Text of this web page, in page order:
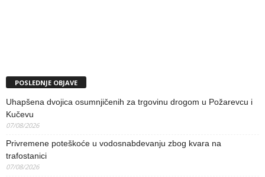
POSLEDNJE OBJAVE
Uhapšena dvojica osumnjičenih za trgovinu drogom u Požarevcu i
Kučevu
07/08/2026
Privremene poteškoće u vodosnabdevanju zbog kvara na
trafostanici
07/08/2026